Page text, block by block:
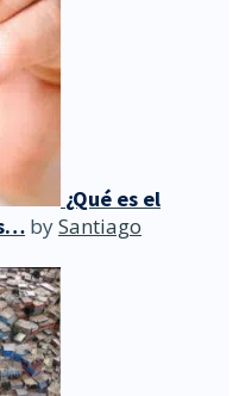
¿Qué es el
bySantiago